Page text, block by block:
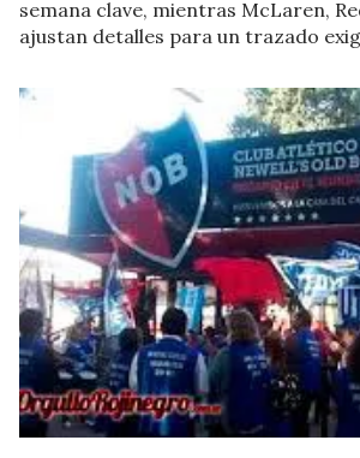
semana clave, mientras McLaren,
ajustan detalles para un trazado